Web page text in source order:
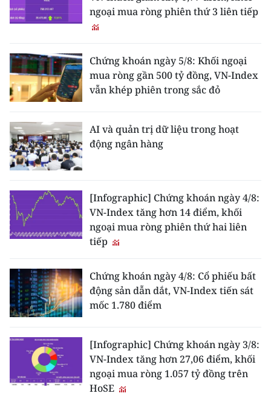
ngoại mua ròng phiên thứ 3 liên tiếp
Chứng khoán ngày 5/8: Khối ngoại
mua ròng gần 500 tỷ đồng, VN-Index
vẫn khép phiên trong sắc đỏ
AI và quản trị dữ liệu trong hoạt
động ngân hàng
[Infographic] Chứng khoán ngày 4/8:
VN-Index tăng hơn 14 điểm, khối
ngoại mua ròng phiên thứ hai liên
tiếp
Chứng khoán ngày 4/8: Cổ phiếu bất
động sản dẫn dắt, VN-Index tiến sát
mốc 1.780 điểm
[Infographic] Chứng khoán ngày 3/8:
VN-Index tăng hơn 27,06 điểm, khối
ngoại mua ròng 1.057 tỷ đồng trên
HoSE